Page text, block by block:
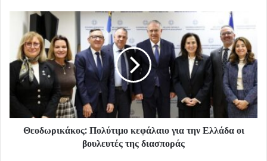
Θεοδωρικάκος: Πολύτιμο κεφάλαιο για την Ελλάδα οι
βουλευτές της διασποράς